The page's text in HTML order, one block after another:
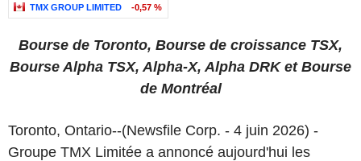
TMX GROUP LIMITED -0,57 %
Bourse de Toronto, Bourse de croissance TSX,
Bourse Alpha TSX, Alpha-X, Alpha DRK et Bourse
de Montréal
Toronto, Ontario--(Newsfile Corp. - 4 juin 2026) -
Groupe TMX Limitée a annoncé aujourd'hui les